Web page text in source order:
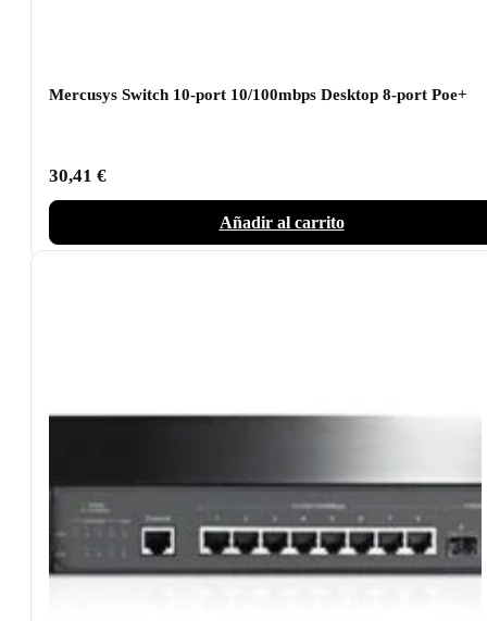
Mercusys Switch 10-port 10/100mbps Desktop 8-port Poe+
30,41 €
Añadir al carrito